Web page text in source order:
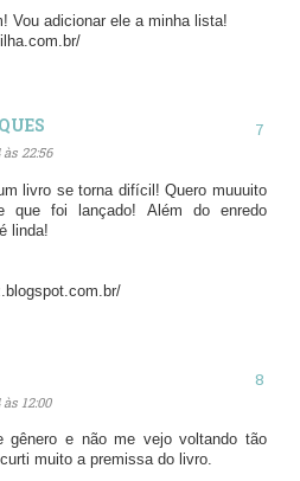
Vou adicionar ele a minha lista!
22:56
livro se torna difícil! Quero muuuito
que foi lançado! Além do enredo
linda!
12:00
gênero e não me vejo voltando tão
muito a premissa do livro.